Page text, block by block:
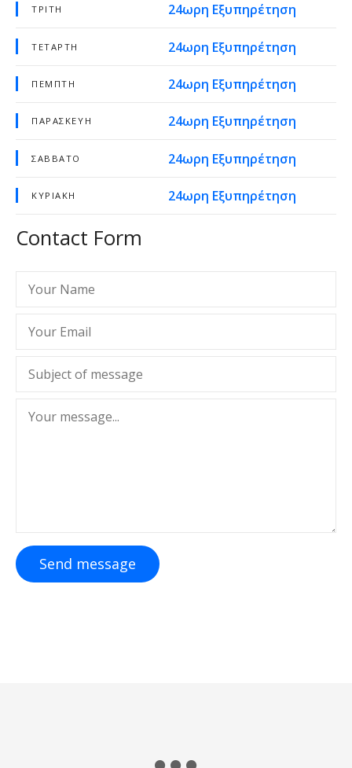
ΤΡΊΤΗ 24ωρη Εξυπηρέτηση
ΤΕΤΆΡΤΗ 24ωρη Εξυπηρέτηση
ΠΈΜΠΤΗ 24ωρη Εξυπηρέτηση
ΠΑΡΑΣΚΕΥΉ 24ωρη Εξυπηρέτηση
ΣΆΒΒΑΤΟ 24ωρη Εξυπηρέτηση
ΚΥΡΙΑΚΉ 24ωρη Εξυπηρέτηση
Contact Form
Send message